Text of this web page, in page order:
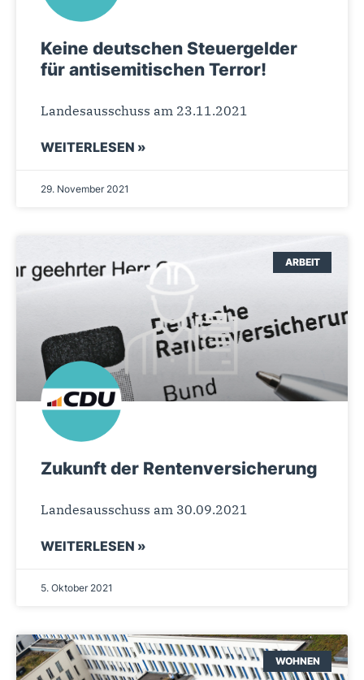
Keine deutschen Steuergelder
für antisemitischen Terror!
Landesausschuss am 23.11.2021
WEITERLESEN »
29. November 2021
ARBEIT
Zukunft der Rentenversicherung
Landesausschuss am 30.09.2021
WEITERLESEN »
5. Oktober 2021
WOHNEN